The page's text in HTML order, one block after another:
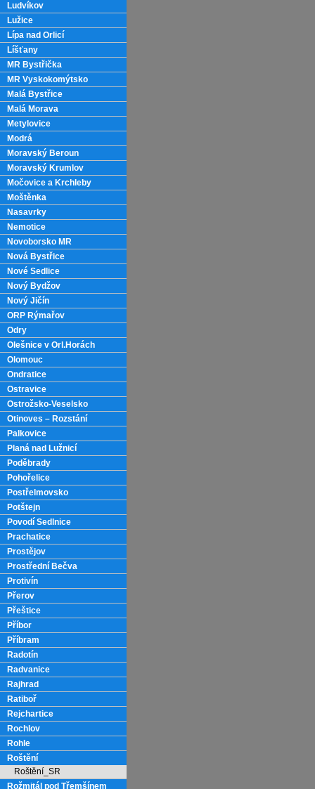
Ludvíkov
Lužice
Lípa nad Orlicí
Líšťany
MR Bystřička
MR Vyskokomýtsko
Malá Bystřice
Malá Morava
Metylovice
Modrá
Moravský Beroun
Moravský Krumlov
Močovice a Krchleby
Moštěnka
Nasavrky
Nemotice
Novoborsko MR
Nová Bystřice
Nové Sedlice
Nový Bydžov
Nový Jičín
ORP Rýmařov
Odry
Olešnice v Orl.Horách
Olomouc
Ondratice
Ostravice
Ostrožsko-Veselsko
Otinoves – Rozstání
Palkovice
Planá nad Lužnicí
Poděbrady
Pohořelice
Postřelmovsko
Potštejn
Povodí Sedlnice
Prachatice
Prostějov
Prostřední Bečva
Protivín
Přerov
Přeštice
Příbor
Příbram
Radotín
Radvanice
Rajhrad
Ratiboř
Rejchartice
Rochlov
Rohle
Roštění
Roštění_SR
Rožmitál pod Třemšínem